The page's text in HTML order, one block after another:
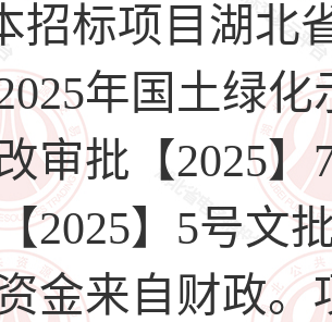
标项目湖北
年国土绿
审批【2025
2025】5号文
金来自财政。